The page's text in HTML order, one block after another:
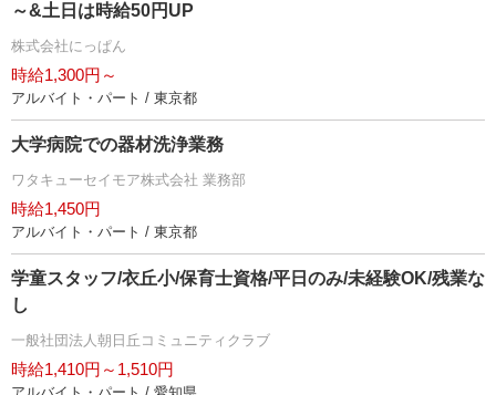
～&土日は時給50円UP
株式会社にっぱん
時給1,300円～
アルバイト・パート / 東京都
大学病院での器材洗浄業務
ワタキューセイモア株式会社 業務部
時給1,450円
アルバイト・パート / 東京都
学童スタッフ/衣丘小/保育士資格/平日のみ/未経験OK/残業な
し
一般社団法人朝日丘コミュニティクラブ
時給1,410円～1,510円